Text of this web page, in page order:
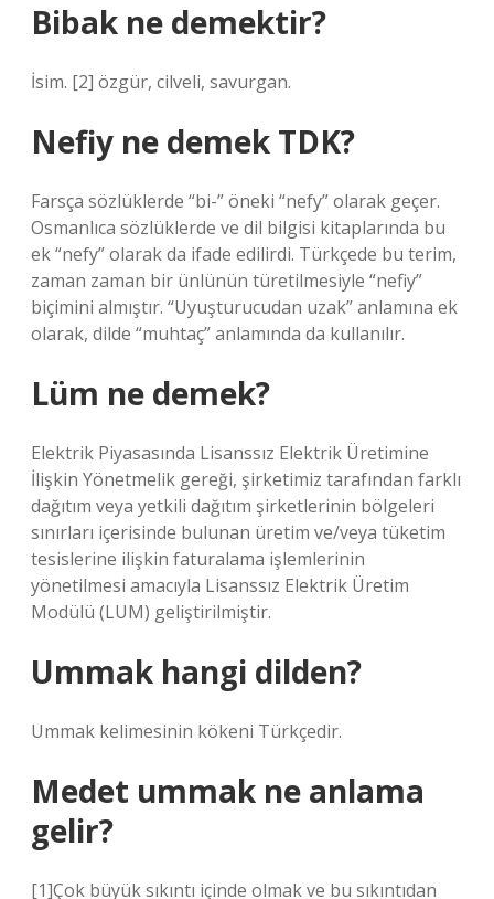
Bibak ne demektir?
İsim. [2] özgür, cilveli, savurgan.
Nefiy ne demek TDK?
Farsça sözlüklerde “bi-” öneki “nefy” olarak geçer.
Osmanlıca sözlüklerde ve dil bilgisi kitaplarında bu
ek “nefy” olarak da ifade edilirdi. Türkçede bu terim,
zaman zaman bir ünlünün türetilmesiyle “nefiy”
biçimini almıştır. “Uyuşturucudan uzak” anlamına ek
olarak, dilde “muhtaç” anlamında da kullanılır.
Lüm ne demek?
Elektrik Piyasasında Lisanssız Elektrik Üretimine
İlişkin Yönetmelik gereği, şirketimiz tarafından farklı
dağıtım veya yetkili dağıtım şirketlerinin bölgeleri
sınırları içerisinde bulunan üretim ve/veya tüketim
tesislerine ilişkin faturalama işlemlerinin
yönetilmesi amacıyla Lisanssız Elektrik Üretim
Modülü (LUM) geliştirilmiştir.
Ummak hangi dilden?
Ummak kelimesinin kökeni Türkçedir.
Medet ummak ne anlama
gelir?
[1]Çok büyük sıkıntı içinde olmak ve bu sıkıntıdan